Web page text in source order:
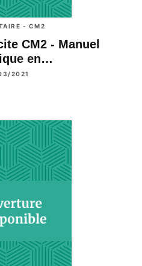
- CM2
CM2 - Manuel
en…
2021